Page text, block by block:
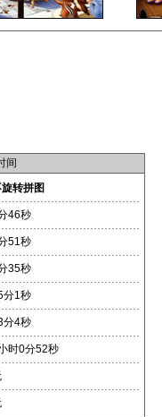
间
转拼图
46秒
51秒
35秒
分1秒
分4秒
时0分52秒